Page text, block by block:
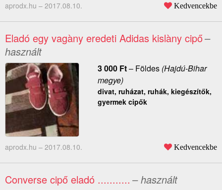
aprodx.hu – 2017.08.10. Kedvencekbe
Eladó egy vagàny eredeti Adidas kislàny cipő–
használt
3 000 Ft– Földes(Hajdú-Bihar
megye)
divat, ruházat, ruhák, kiegészítők,
gyermek cipők
aprodx.hu – 2017.08.10. Kedvencekbe
Converse cipő eladó ........... – használt